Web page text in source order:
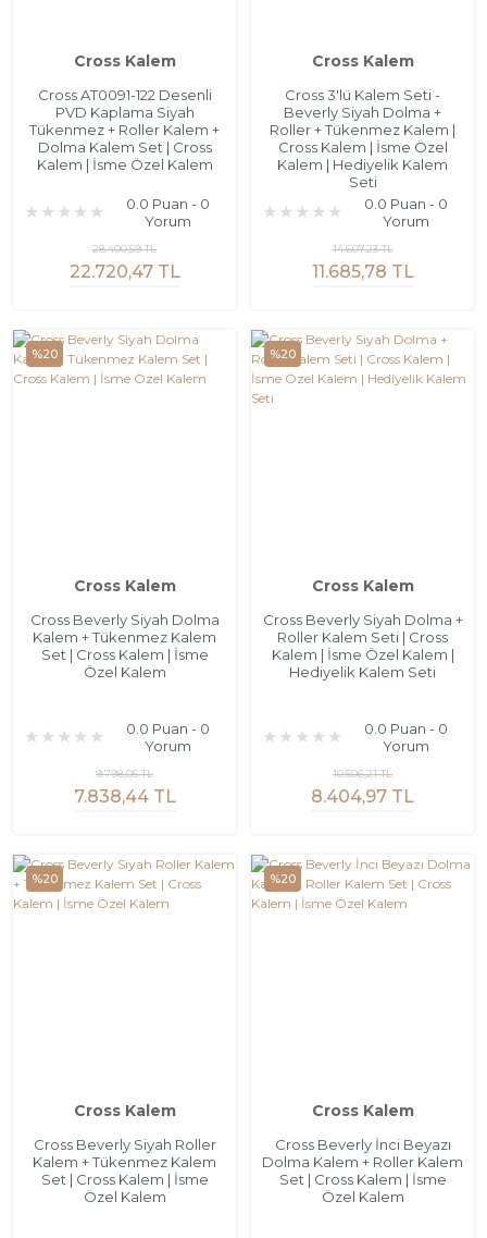
Cross Kalem
Cross AT0091-122 Desenli
PVD Kaplama Siyah
Tükenmez + Roller Kalem +
Dolma Kalem Set | Cross
Kalem | İsme Özel Kalem
0.0 Puan - 0
Yorum
22.720,47 TL
28.400,59 TL
Cross Kalem
Cross 3'lü Kalem Seti -
Beverly Siyah Dolma +
Roller + Tükenmez Kalem |
Cross Kalem | İsme Özel
Kalem | Hediyelik Kalem
Seti
0.0 Puan - 0
Yorum
11.685,78 TL
14.607,23 TL
%20
Cross Kalem
Cross Beverly Siyah Dolma
Kalem + Tükenmez Kalem
Set | Cross Kalem | İsme
Özel Kalem
0.0 Puan - 0
Yorum
7.838,44 TL
9.798,05 TL
%20
Cross Kalem
Cross Beverly Siyah Dolma +
Roller Kalem Seti | Cross
Kalem | İsme Özel Kalem |
Hediyelik Kalem Seti
0.0 Puan - 0
Yorum
8.404,97 TL
10.506,21 TL
%20
Cross Kalem
Cross Beverly Siyah Roller
Kalem + Tükenmez Kalem
Set | Cross Kalem | İsme
Özel Kalem
%20
Cross Kalem
Cross Beverly İnci Beyazı
Dolma Kalem + Roller Kalem
Set | Cross Kalem | İsme
Özel Kalem